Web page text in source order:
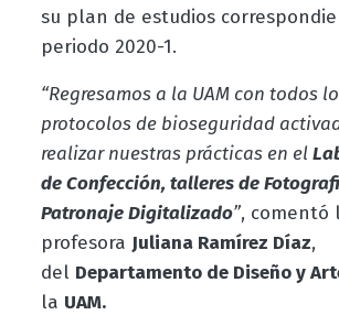
su plan de estudios
periodo 2020-1.
“Regresamos a la UAM con todos
protocolos de bioseguridad
realizar nuestras prácticas en elL
de Confección, talleres de
Patronaje Digitalizado”, comentó
profesora Juliana Ramírez Díaz,
del Departamento de Diseño y
la UAM.